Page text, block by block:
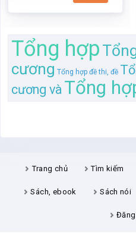
Tổng hợp
cương Tổng hợp đề thi, đề
cương và Tổng
Trang chủ Tìm kiếm
Sách, ebook Sách nói